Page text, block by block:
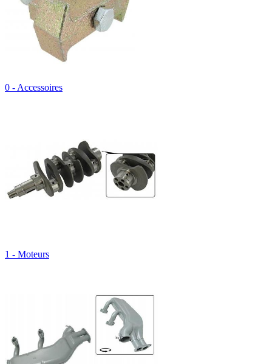
0 - Accessoires
1 - Moteurs